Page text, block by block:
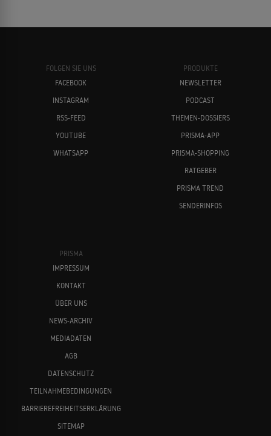
FOLGEN SIE UNS
FACEBOOK
INSTAGRAM
RSS-FEED
YOUTUBE
WHATSAPP
PRODUKTE
NEWSLETTER
PODCAST
THEMEN-DOSSIERS
PRISMA-APP
PRISMA-SHOPPING
RATGEBER
PRISMA TREND
SENDERINFOS
PRISMA
IMPRESSUM
KONTAKT
ÜBER UNS
NEWS-ARCHIV
MEDIADATEN
AGB
DATENSCHUTZ
TEILNAHMEBEDINGUNGEN
BARRIEREFREIHEITSERKLÄRUNG
SITEMAP